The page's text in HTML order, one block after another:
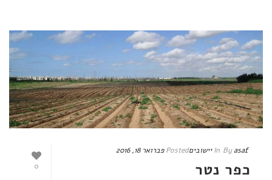
0
Byasaf
In יישוביםPosted פברואר 18, 2016
כפר נטר